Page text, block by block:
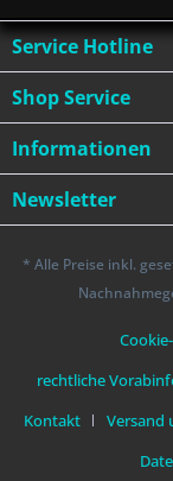
Service Hotline
Shop Service
Informationen
Newsletter
* Alle Preise inkl.
rechtliche
Kontakt
Versand